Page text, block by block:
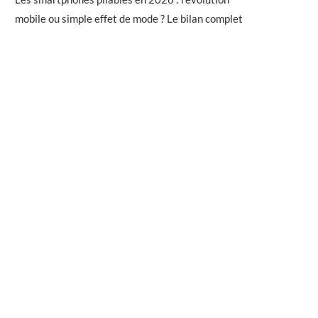
mobile ou simple effet de mode ? Le bilan complet